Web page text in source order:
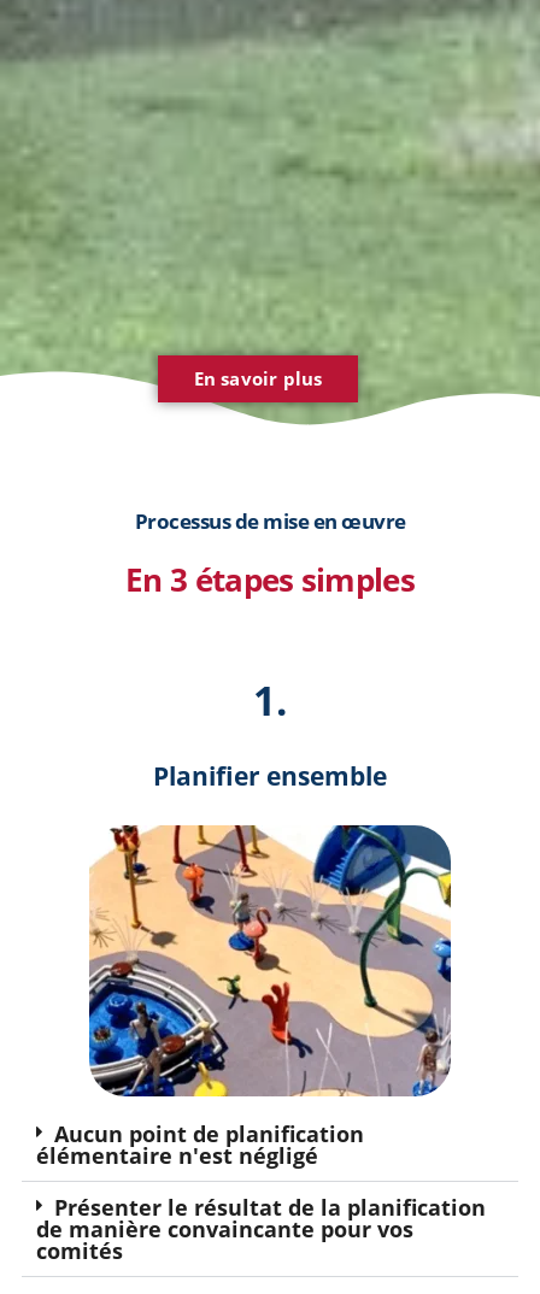
En savoir plus
Processus de mise en œuvre
En 3 étapes simples
1.
Planifier ensemble
Aucun point de planification
élémentaire n'est négligé
Présenter le résultat de la planification
de manière convaincante pour vos
comités